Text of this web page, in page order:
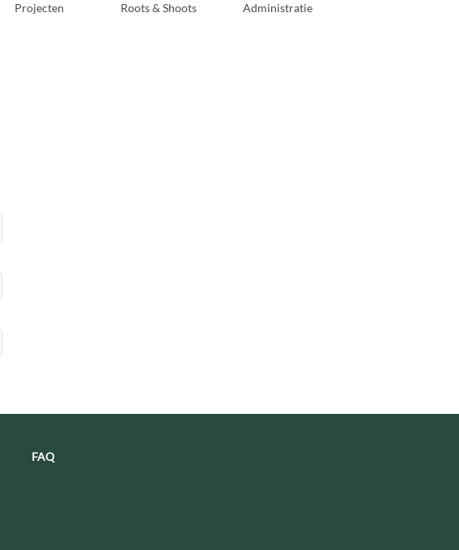
Projecten Roots & Shoots Administratie
FAQ